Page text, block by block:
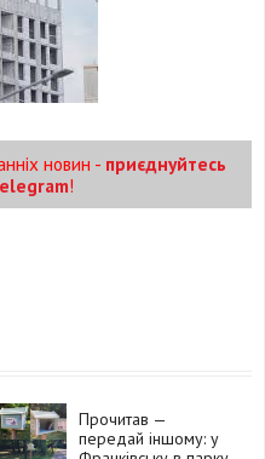
новин - приєднуйтесь
!
Прочитав —
передай іншому: у